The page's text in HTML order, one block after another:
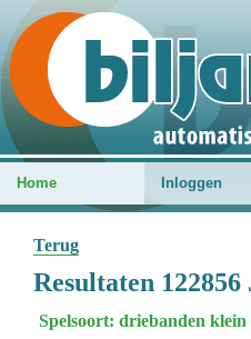
Home Inloggen
Terug
Resultaten 122856
Spelsoort: driebanden klein